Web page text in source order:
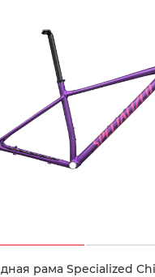
рама Specialized